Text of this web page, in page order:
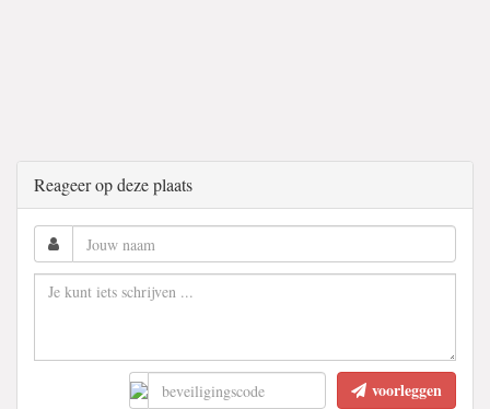
Reageer op deze plaats
voorleggen